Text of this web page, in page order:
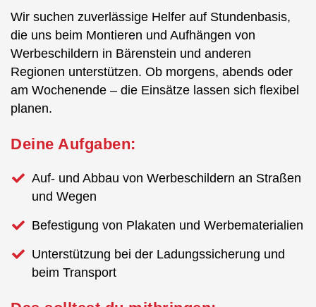
Wir suchen zuverlässige Helfer auf Stundenbasis,
die uns beim Montieren und Aufhängen von
Werbeschildern in Bärenstein und anderen
Regionen unterstützen. Ob morgens, abends oder
am Wochenende – die Einsätze lassen sich flexibel
planen.
Deine Aufgaben:
Auf- und Abbau von Werbeschildern an Straßen
und Wegen
Befestigung von Plakaten und Werbematerialien
Unterstützung bei der Ladungssicherung und
beim Transport